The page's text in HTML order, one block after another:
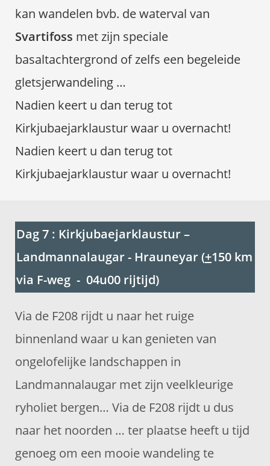
kan wandelen bvb. de waterval van
Svartifoss met zijn speciale
basaltachtergrond of zelfs een begeleide
gletsjerwandeling …
Nadien keert u dan terug tot
Kirkjubaejarklaustur waar u overnacht!
Nadien keert u dan terug tot
Kirkjubaejarklaustur waar u overnacht!
Dag 7 : Kirkjubaejarklaustur –
Landmannalaugar - Hrauneyar (+150 km
via F-weg - 04u00 rijtijd)
Via de F208 rijdt u naar het ruige
binnenland waar u kan genieten van
ongelofelijke landschappen in
Landmannalaugar met zijn veelkleurige
ryholiet bergen… Via de F208 rijdt u dus
naar het noorden … ter plaatse heeft u tijd
genoeg om een mooie wandeling te